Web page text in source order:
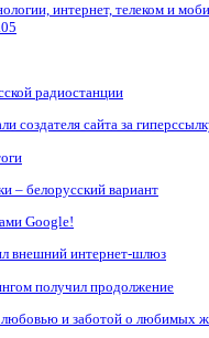
интернет, телеком и
радиостанции
создателя сайта за
– белорусский вариант
Google!
внешний интернет-шлюз
получил продолжение
и заботой о любимых